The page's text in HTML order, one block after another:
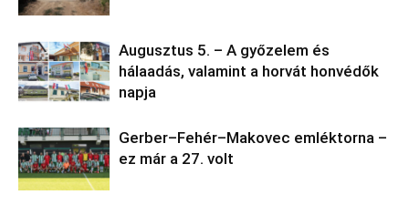
Augusztus 5. – A győzelem és
hálaadás, valamint a horvát honvédők
napja
Gerber–Fehér–Makovec emléktorna –
ez már a 27. volt